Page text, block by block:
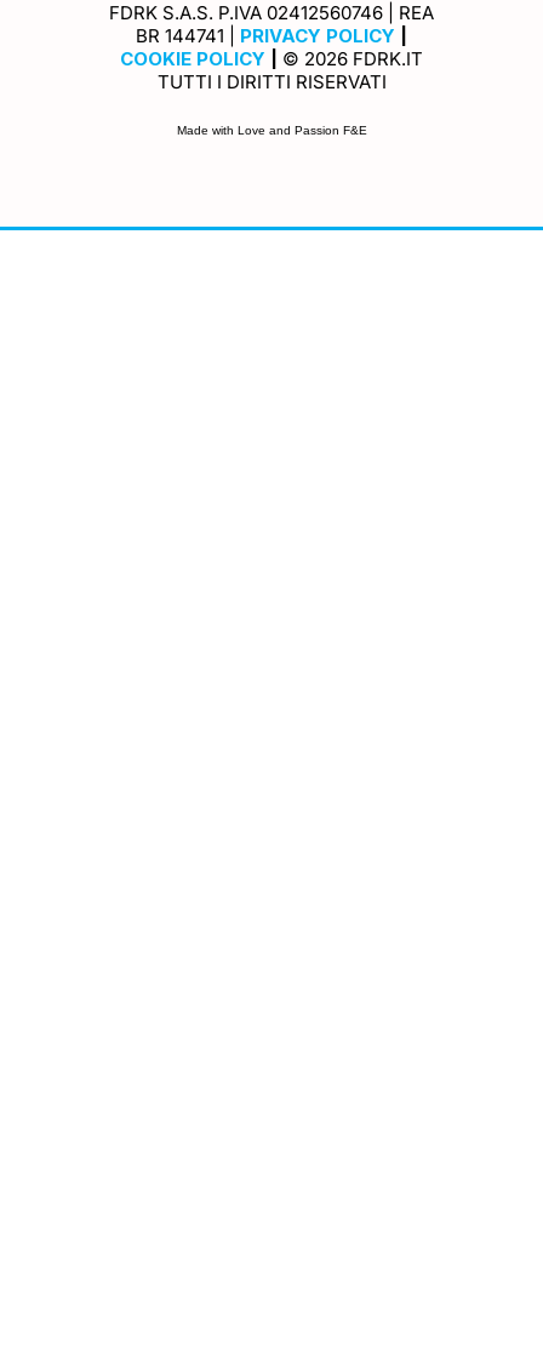
FDRK S.A.S. P.IVA 02412560746 | REA
BR 144741 |
PRIVACY POLICY
COOKIE POLICY
© 2026 FDRK.IT
TUTTI I DIRITTI RISERVATI
Made with Love and Passion F&E
Privacy Policy